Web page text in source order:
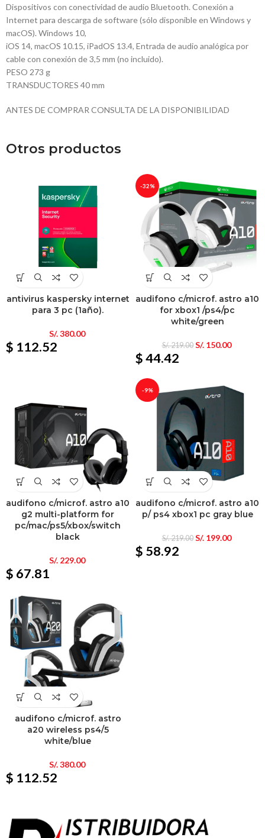
Dispositivos con conectividad de audio Bluetooth. Conexión a
Internet para descarga de software (sólo disponible en Windows y
macOS). Windows 10,
iOS 14, macOS 10.15, iPadOS 13.4, Entrada de audio analógica por
cable con conexión de 3,5 mm (no incluido).
PESO 273 g
TRANSDUCTORES 40 mm
ANTES DE COMPRAR CONSULTA DE LA DISPONIBILIDAD
Otros productos
antivirus kaspersky internet
para 3 pc (1año).
S/.380.00
$ 112.52
-32%
audifono c/microf. astro a10
for xbox1 /ps4/pc
white/green
S/.219.00 S/.150.00
$ 44.42
audifono c/microf. astro a10
g2 multi-platform for
pc/mac/ps5/xbox/switch
black
S/.229.00
$ 67.81
-9%
audifono c/microf. astro a10
p/ ps4 xbox1 pc gray blue
S/.219.00 S/.199.00
$ 58.92
audifono c/microf. astro
a20 wireless ps4/5
white/blue
S/.380.00
$ 112.52